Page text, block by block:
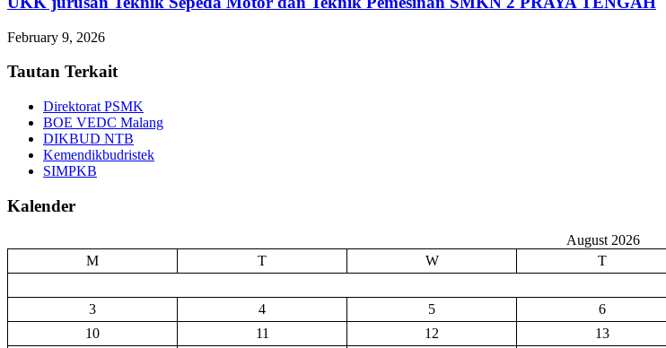
February 9, 2026
Tautan Terkait
Direktorat PSMK
BOE VEDC Malang
DIKBUD NTB
Kemendikbudristek
SIMPKB
Kalender
August 2026
M
T W T
3
4 5 6
10
11 12 13